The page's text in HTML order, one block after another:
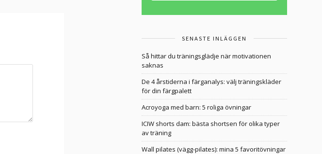
SENASTE INLÄGGEN
Så hittar du träningsglädje när motivationen
saknas
De 4 årstiderna i färganalys: välj träningskläder
för din färgpalett
Acroyoga med barn: 5 roliga övningar
ICIW shorts dam: bästa shortsen för olika typer
av träning
Wall pilates (vägg-pilates): mina 5 favoritövningar